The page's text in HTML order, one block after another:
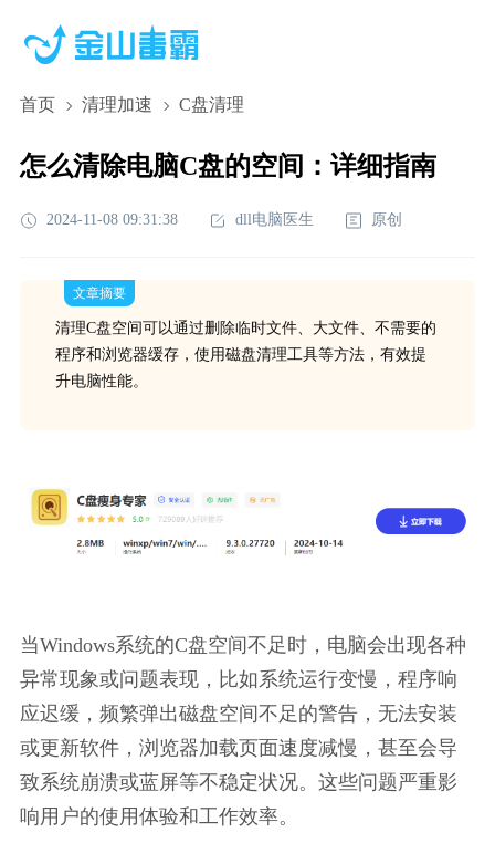
首页 清理加速 C盘清理
怎么清除电脑C盘的空间：详细指南
2024-11-08 09:31:38 dll电脑医生 原创
文章摘要
清理C盘空间可以通过删除临时文件、大文件、不需要的
程序和浏览器缓存，使用磁盘清理工具等方法，有效提
升电脑性能。
当Windows系统的C盘空间不足时，电脑会出现各种
异常现象或问题表现，比如系统运行变慢，程序响
应迟缓，频繁弹出磁盘空间不足的警告，无法安装
或更新软件，浏览器加载页面速度减慢，甚至会导
致系统崩溃或蓝屏等不稳定状况。这些问题严重影
响用户的使用体验和工作效率。